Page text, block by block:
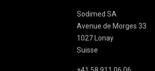
Sodimed SA
Avenue de Morges 33
1027 Lonay
Suisse